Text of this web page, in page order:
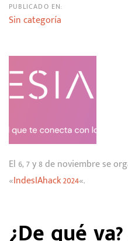
PUBLICADO EN:
Sin categoría
El 6, 7 y 8 de noviembre se
«IndesIAhack 2024«.